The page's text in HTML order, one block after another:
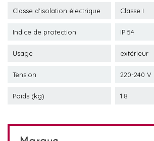
Classe d'isolation électrique Classe I
Indice de protection IP 54
Usage extérieur
Tension 220-240 V
Poids (kg) 1.8